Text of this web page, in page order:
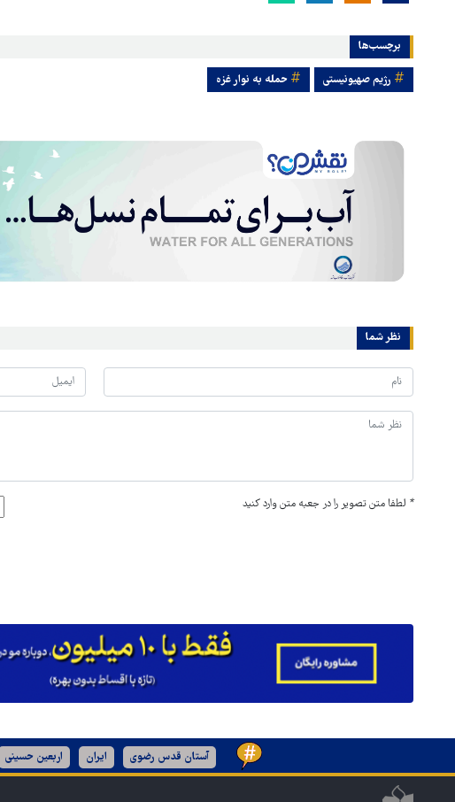
برچسب‌ها
رژیم صهیونیستی حمله به نوار غزه
نظر شما
* لطفا متن تصویر را در جعبه متن وارد کنید
آستان قدس رضوی ایران اربعین حسینی